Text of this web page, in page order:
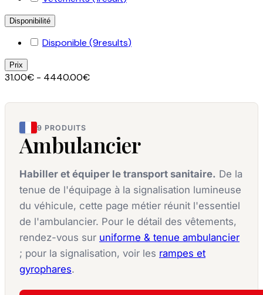
Disponibilité
Disponible (9results)
Prix
31.00€ - 4440.00€
9 PRODUITS
Ambulancier
Habiller et équiper le transport sanitaire. De la
tenue de l'équipage à la signalisation lumineuse
du véhicule, cette page métier réunit l'essentiel
de l'ambulancier. Pour le détail des vêtements,
rendez-vous sur uniforme & tenue ambulancier
; pour la signalisation, voir les rampes et
gyrophares.